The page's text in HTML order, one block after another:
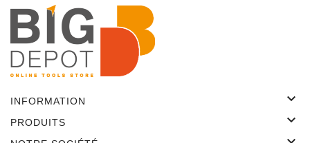
INFORMATION 
PRODUITS 